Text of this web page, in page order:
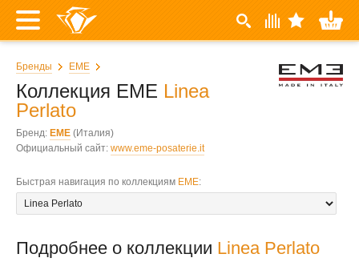
Бренды EME
Коллекция EME Linea
Perlato
Бренд: EME (Италия)
Официальный сайт: www.eme-posaterie.it
Быстрая навигация по коллекциям EME:
Подробнее о коллекции Linea Perlato